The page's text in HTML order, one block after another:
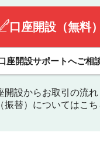
口座開設（無料）
座開設サポートへご相
開設からお取引の流れ
振替）についてはこち